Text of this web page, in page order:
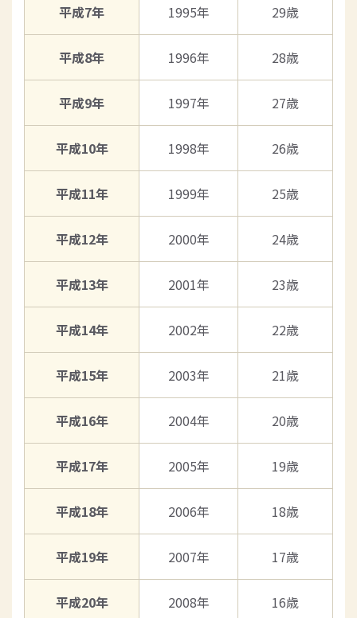
平成7年 1995年 29歳
平成8年 1996年 28歳
平成9年 1997年 27歳
平成10年 1998年 26歳
平成11年 1999年 25歳
平成12年 2000年 24歳
平成13年 2001年 23歳
平成14年 2002年 22歳
平成15年 2003年 21歳
平成16年 2004年 20歳
平成17年 2005年 19歳
平成18年 2006年 18歳
平成19年 2007年 17歳
平成20年 2008年 16歳